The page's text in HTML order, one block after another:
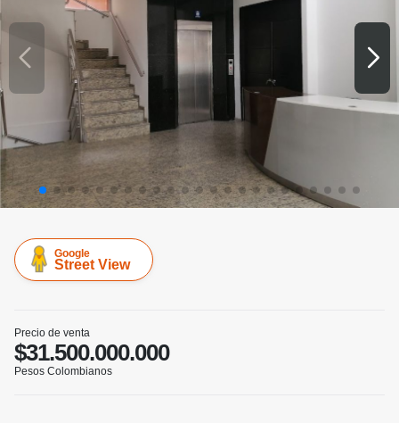
Google
Street View
Precio de venta
$31.500.000.000
Pesos Colombianos